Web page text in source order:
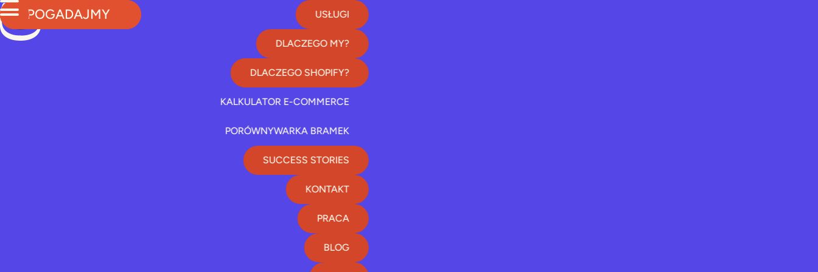
POGADAJMY USŁUGI
DLACZEGO MY?
DLACZEGO SHOPIFY?
KALKULATOR E-COMMERCE
PORÓWNYWARKA BRAMEK
SUCCESS STORIES
KONTAKT
PRACA
BLOG